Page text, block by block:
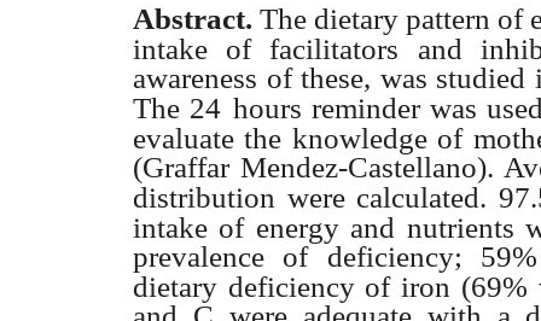
Abstract. The dietary pattern of
intake of facilitators and
awareness of these, was
The 24 hours reminder was
evaluate the knowledge of
(Graffar Mendez-Castellano).
distribution were calculated.
intake of energy and nutrients
prevalence of deficiency;
dietary deficiency of iron (69%